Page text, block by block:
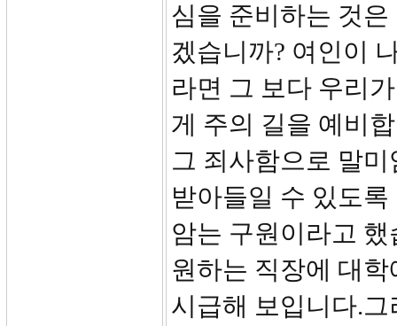
심을 준비하는 것
겠습니까? 여인이
라면 그 보다 우리
게 주의 길을 예비
그 죄사함으로 말
받아들일 수 있도
암는 구원이라고
원하는 직장에 대
시급해 보입니다.